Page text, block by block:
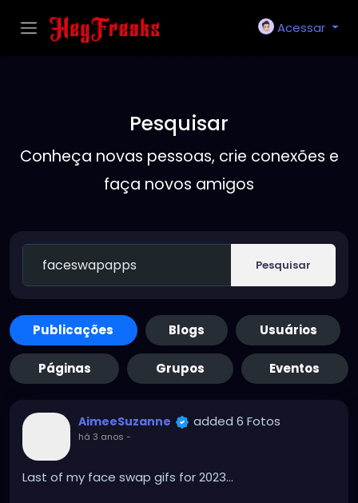
Acessar
Pesquisar
Conheça novas pessoas, crie conexões e
faça novos amigos
Pesquisar
Publicações Blogs Usuários
Páginas Grupos Eventos
AimeeSuzanne added 6 Fotos
há 3 anos -
Last of my face swap gifs for 2023...